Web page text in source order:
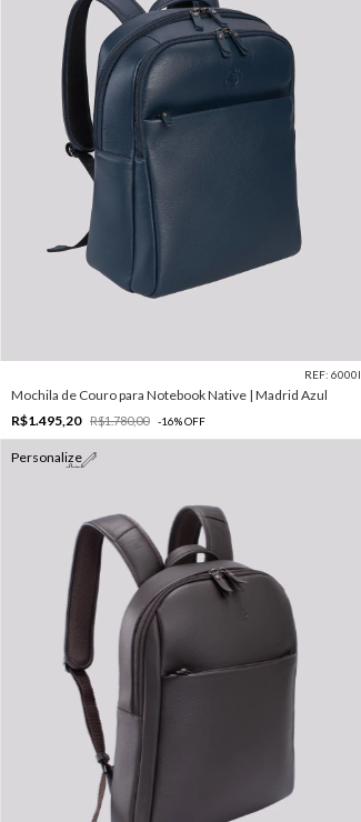
REF: 6000I
Mochila de Couro para Notebook Native | Madrid Azul
R$1.495,20
R$1.780,00 -16%OFF
Personalize